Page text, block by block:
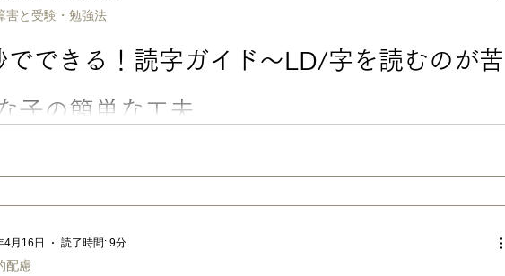
でできる！読字ガイド〜LD/字を読むのが苦
子の簡単な工夫
が、LD傾向があって、全く字が読めないわけではないけれど、 音読の宿題などではスラ
捉えるのが苦手だったり、視線移動が苦手で行を読み飛ばしたり……と、それぞれの子に
様々な理由があるようですが……。 このうち、行を読み飛ばしてしまう場合 などには、
害と受験・勉強法
配慮
4月16日 読了時間: 9分